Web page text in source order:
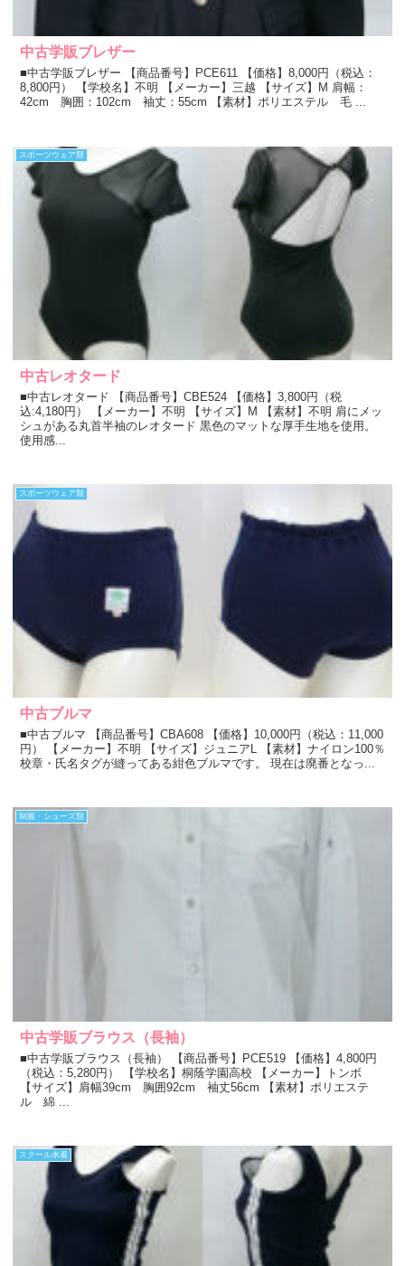
中古学販ブレザー
■中古学販ブレザー 【商品番号】PCE611 【価格】8,000円（税込：
8,800円） 【学校名】不明 【メーカー】三越 【サイズ】M 肩幅：
42cm 胸囲：102cm 袖丈：55cm 【素材】ポリエステル 毛 ...
スポーツウェア類
中古レオタード
■中古レオタード 【商品番号】CBE524 【価格】3,800円（税
込:4,180円） 【メーカー】不明 【サイズ】M 【素材】不明 肩にメッ
シュがある丸首半袖のレオタード 黒色のマットな厚手生地を使用。
使用感...
スポーツウェア類
中古ブルマ
■中古ブルマ 【商品番号】CBA608 【価格】10,000円（税込：11,000
円） 【メーカー】不明 【サイズ】ジュニアL 【素材】ナイロン100％
校章・氏名タグが縫ってある紺色ブルマです。 現在は廃番となっ...
制服・シューズ類
中古学販ブラウス（長袖）
■中古学販ブラウス（長袖） 【商品番号】PCE519 【価格】4,800円
（税込：5,280円） 【学校名】桐蔭学園高校 【メーカー】トンボ
【サイズ】肩幅39cm 胸囲92cm 袖丈56cm 【素材】ポリエステ
ル 綿 ...
スクール水着